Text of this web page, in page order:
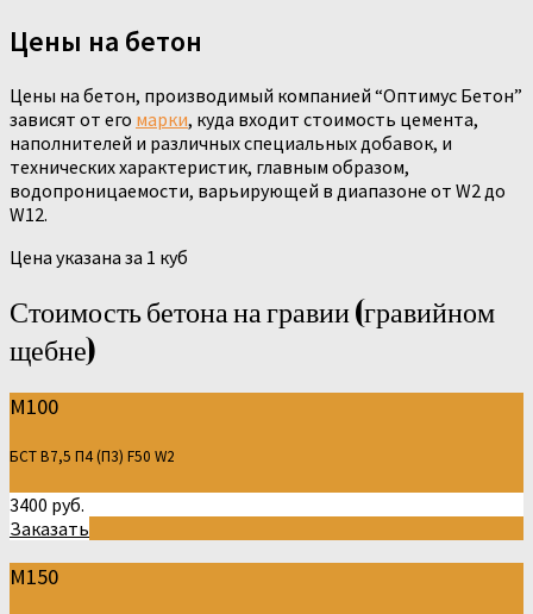
Цены на бетон
Цены на бетон, производимый компанией “Оптимус Бетон”
зависят от его марки, куда входит стоимость цемента,
наполнителей и различных специальных добавок, и
технических характеристик, главным образом,
водопроницаемости, варьирующей в диапазоне от W2 до
W12.
Цена указана за 1 куб
Стоимость бетона на гравии (гравийном
щебне)
М100
БСТ В7,5 П4 (П3) F50 W2
3400 руб.
Заказать
М150